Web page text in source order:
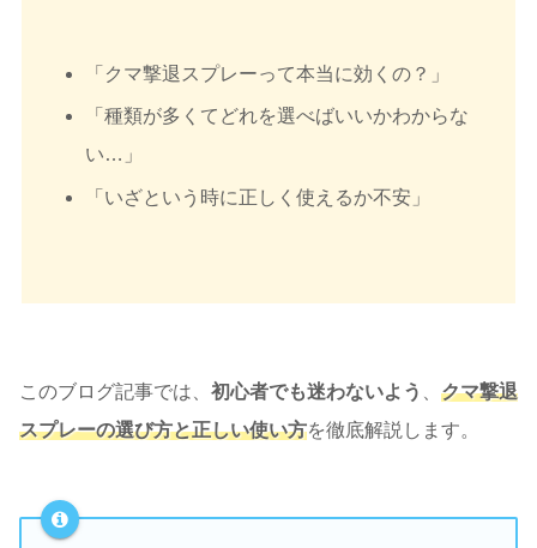
「クマ撃退スプレーって本当に効くの？」
「種類が多くてどれを選べばいいかわからな
い…」
「いざという時に正しく使えるか不安」
このブログ記事では、 初心者でも迷わないよう
クマ撃退
スプレーの選び方と正しい使い方を徹底解説します。